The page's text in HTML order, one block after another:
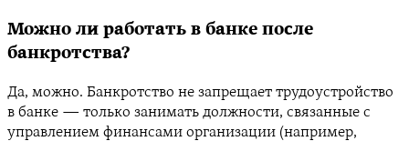
Можно ли работать в банке после
банкротства?
Да, можно. Банкротство не запрещает трудоустройство
в банке — только занимать должности, связанные с
управлением финансами организации (например,